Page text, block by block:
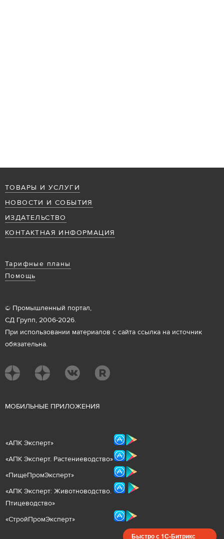
ТОВАРЫ И УСЛУГИ
НОВОСТИ И СОБЫТИЯ
ИЗДАТЕЛЬСТВО
КОНТАКТНАЯ ИНФОРМАЦИЯ
Тарифные планы
Помощь
© Промышленный портал,
СД Групп, 2006-2026.
При использовании материалов с сайта ссылка на источник
обязательна.
МОБИЛЬНЫЕ ПРИЛОЖЕНИЯ
«АПК Эксперт»
«АПК Эксперт. Растениеводство»
«ПищеПромЭксперт»
«АПК Эксперт: Животноводство.
Птицеводство»
«СтройПромЭксперт»
Быстро с 1С-Битрикс